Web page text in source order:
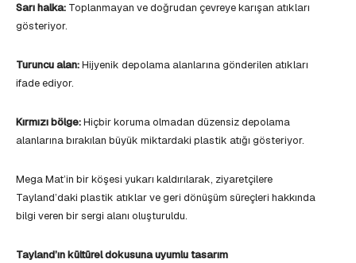
Sarı halka: Toplanmayan ve doğrudan çevreye karışan atıkları
gösteriyor.
Turuncu alan:Hijyenik depolama alanlarına gönderilen atıkları
ifade ediyor.
Kırmızı bölge:Hiçbir koruma olmadan düzensiz depolama
alanlarına bırakılan büyük miktardaki plastik atığı gösteriyor.
Mega Mat’in bir köşesi yukarı kaldırılarak, ziyaretçilere
Tayland’daki plastik atıklar ve geri dönüşüm süreçleri hakkında
bilgi veren bir sergi alanı oluşturuldu.
Tayland’ın kültürel dokusuna uyumlu tasarım